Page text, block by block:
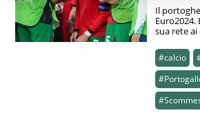
Il
Euro2024.
sua rete
#calcio